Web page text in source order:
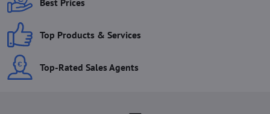
Best Prices
Top Products & Services
Top-Rated Sales Agents